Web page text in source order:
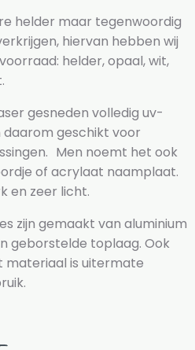
helder maar tegenwoordig
hiervan hebben wij
helder, opaal, wit,
gesneden volledig uv-
geschikt voor
Men noemt het ook
of acrylaat naamplaat.
en zeer licht.
zijn gemaakt van aluminium
geborstelde toplaag. Ook
materiaal is uitermate